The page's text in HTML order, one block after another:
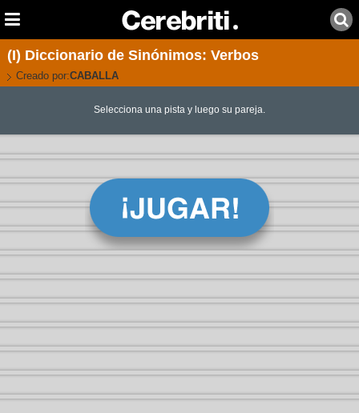
(I) Diccionario de Sinónimos: Verbos
Creado por:CABALLA
Selecciona una pista y luego su pareja.